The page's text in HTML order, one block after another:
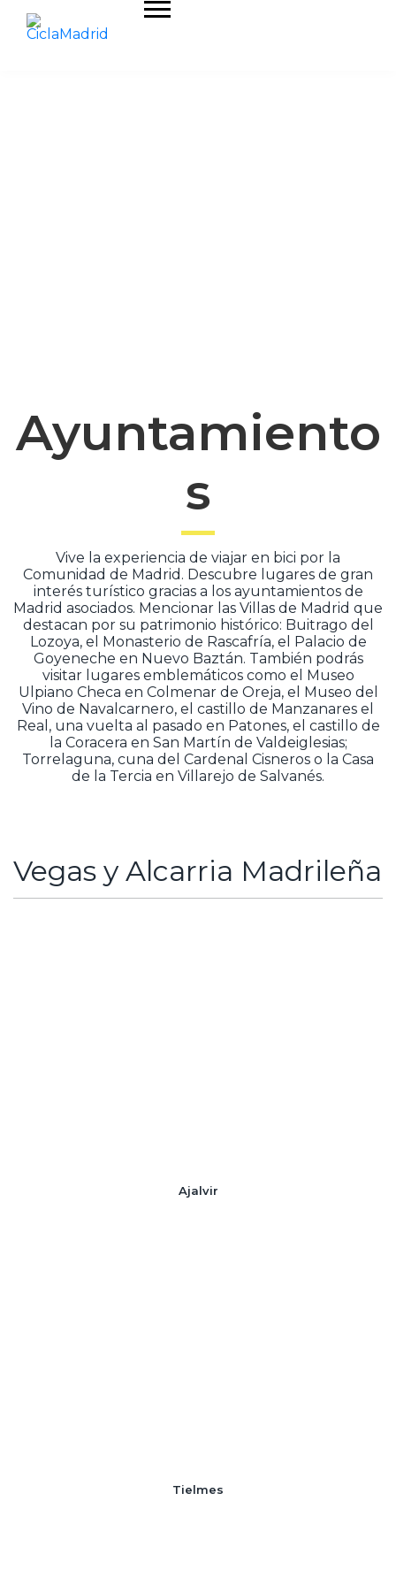
Ayuntamiento
s
Vive la experiencia de viajar en bici por la
Comunidad de Madrid. Descubre lugares de gran
interés turístico gracias a los ayuntamientos de
Madrid asociados. Mencionar las Villas de Madrid que
destacan por su patrimonio histórico: Buitrago del
Lozoya, el Monasterio de Rascafría, el Palacio de
Goyeneche en Nuevo Baztán. También podrás
visitar lugares emblemáticos como el Museo
Ulpiano Checa en Colmenar de Oreja, el Museo del
Vino de Navalcarnero, el castillo de Manzanares el
Real, una vuelta al pasado en Patones, el castillo de
la Coracera en San Martín de Valdeiglesias;
Torrelaguna, cuna del Cardenal Cisneros o la Casa
de la Tercia en Villarejo de Salvanés.
Vegas y Alcarria Madrileña
Ajalvir
Tielmes